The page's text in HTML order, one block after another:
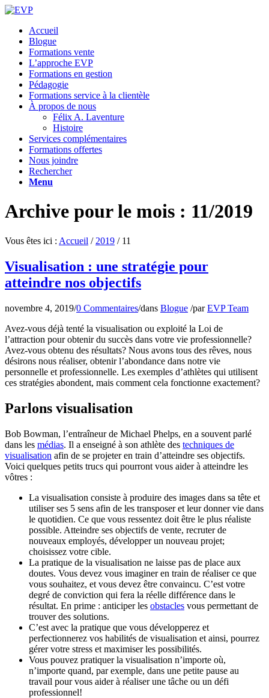
Accueil
Blogue
Formations vente
L’approche EVP
Formations en gestion
Pédagogie
Formations service à la clientèle
À propos de nous
Félix A. Laventure
Histoire
Services complémentaires
Formations offertes
Nous joindre
Rechercher
Menu
Archive pour le mois : 11/2019
Vous êtes ici : Accueil / 2019 / 11
Visualisation : une stratégie pour
atteindre nos objectifs
novembre 4, 2019/0 Commentaires/dans Blogue /parEVP Team
Avez-vous déjà tenté la visualisation ou exploité la Loi de
l’attraction pour obtenir du succès dans votre vie professionnelle?
Avez-vous obtenu des résultats? Nous avons tous des rêves, nous
désirons nous réaliser, obtenir l’abondance dans notre vie
personnelle et professionnelle. Les exemples d’athlètes qui utilisent
ces stratégies abondent, mais comment cela fonctionne exactement?
Parlons visualisation
Bob Bowman, l’entraîneur de Michael Phelps, en a souvent parlé
dans les médias. Il a enseigné à son athlète des techniques de
visualisation afin de se projeter en train d’atteindre ses objectifs.
Voici quelques petits trucs qui pourront vous aider à atteindre les
vôtres :
La visualisation consiste à produire des images dans sa tête et
utiliser ses 5 sens afin de les transposer et leur donner vie dans
le quotidien. Ce que vous ressentez doit être le plus réaliste
possible. Atteindre ses objectifs de vente, recruter de
nouveaux employés, développer un nouveau projet;
choisissez votre cible.
La pratique de la visualisation ne laisse pas de place aux
doutes. Vous devez vous imaginer en train de réaliser ce que
vous souhaitez, et vous devez être convaincu. C’est votre
degré de conviction qui fera la réelle différence dans le
résultat. En prime : anticiper les obstacles vous permettant de
trouver des solutions.
C’est avec la pratique que vous développerez et
perfectionnerez vos habilités de visualisation et ainsi, pourrez
gérer votre stress et maximiser les possibilités.
Vous pouvez pratiquer la visualisation n’importe où,
n’importe quand, par exemple, dans une petite pause au
travail pour vous aider à réaliser une tâche ou un défi
professionnel!